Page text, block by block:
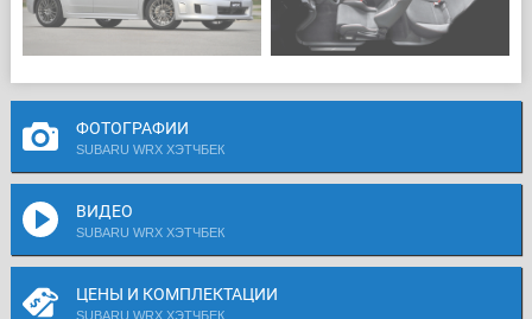
ФОТОГРАФИИ
SUBARU WRX ХЭТЧБЕК
ВИДЕО
SUBARU WRX ХЭТЧБЕК
ЦЕНЫ И КОМПЛЕКТАЦИИ
SUBARU WRX ХЭТЧБЕК